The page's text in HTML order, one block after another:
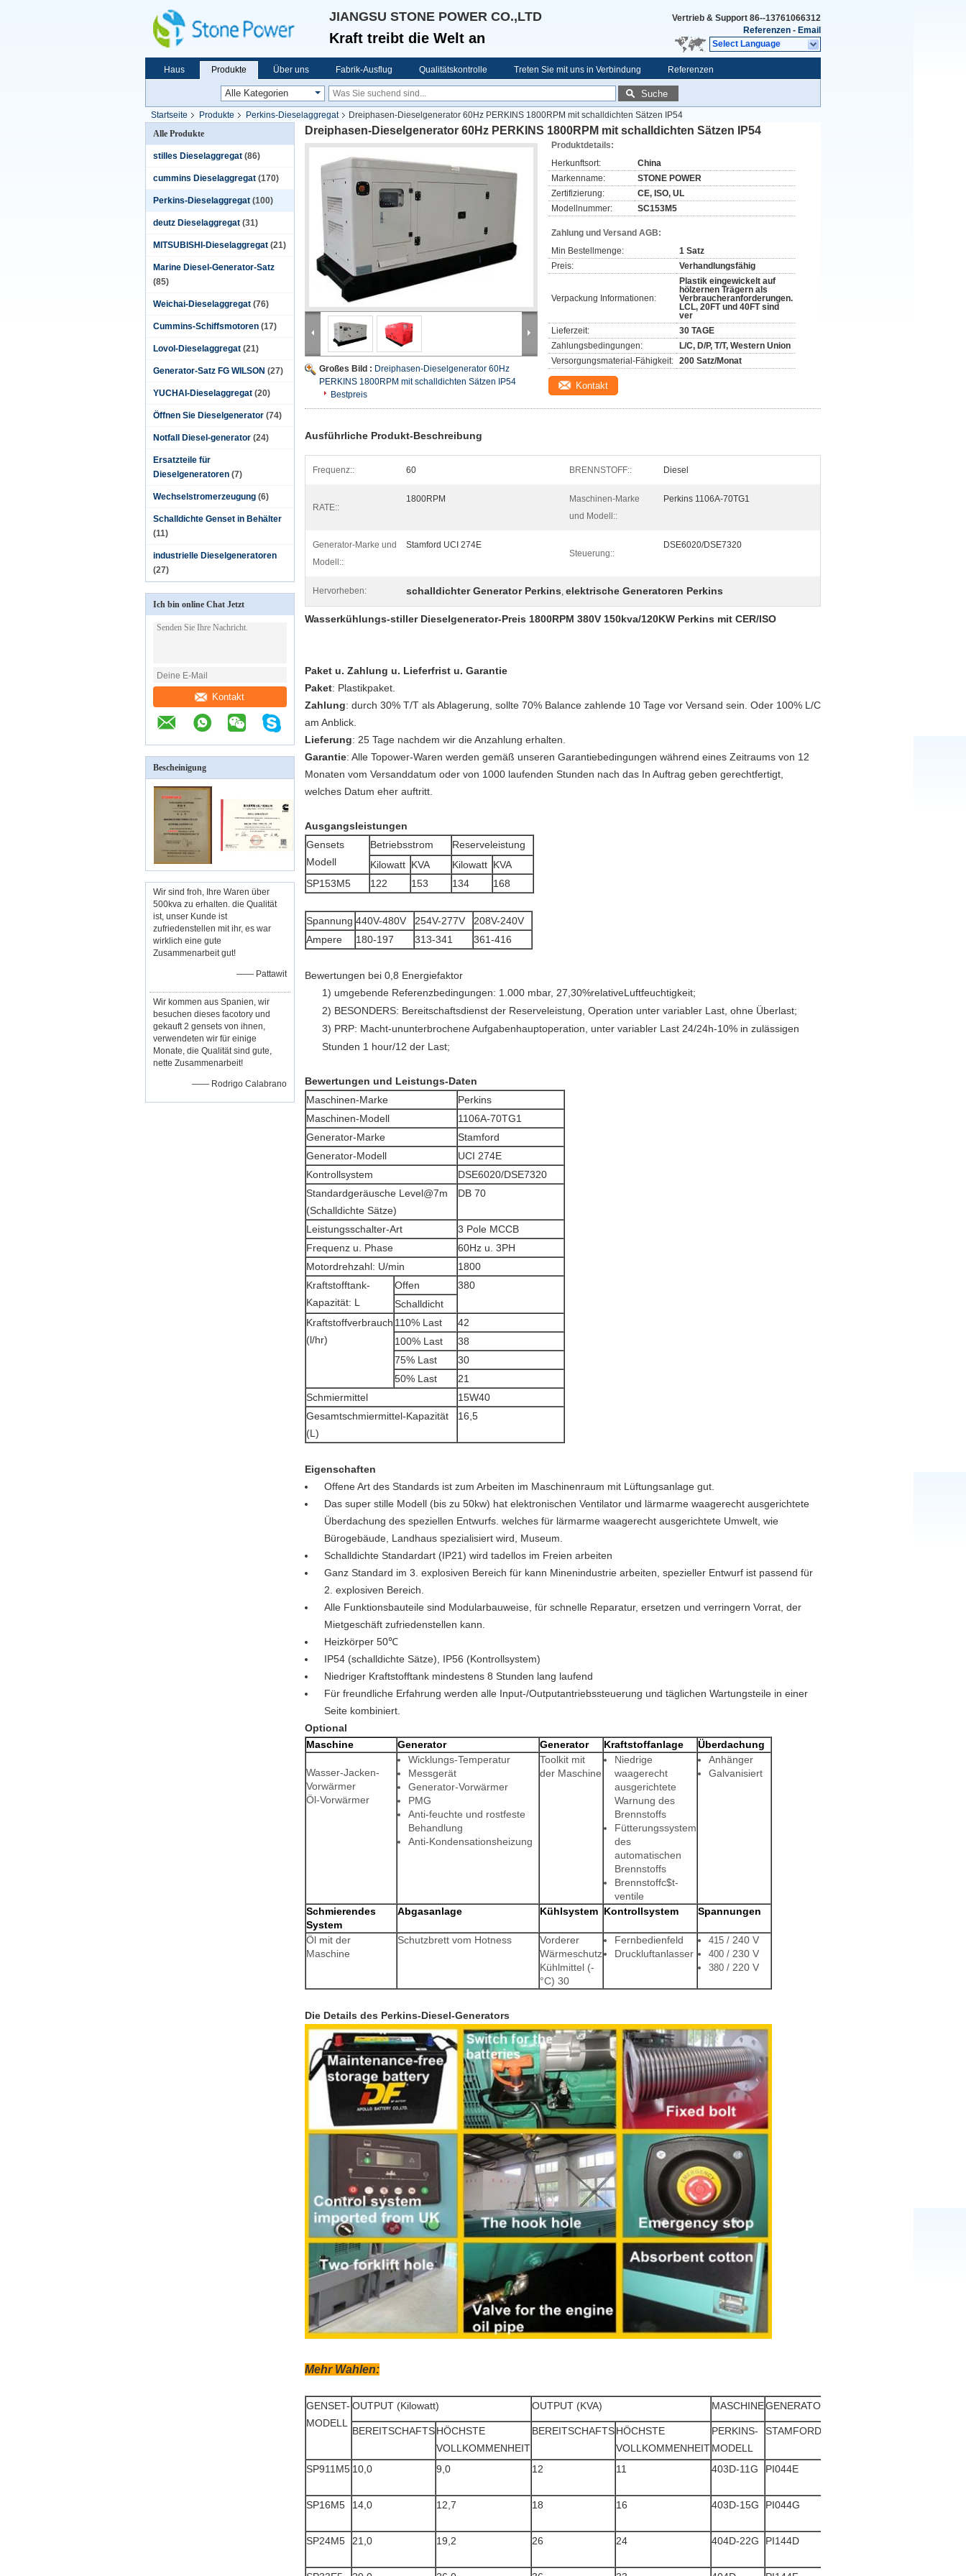
JIANGSU STONE POWER CO.,LTD
Kraft treibt die Welt an
Vertrieb & Support 86--13761066312
Referenzen - Email
Select Language
Haus Produkte Über uns Fabrik-Ausflug Qualitätskontrolle Treten Sie mit uns in Verbindung Referenzen
Suche
Startseite Produkte Perkins-Dieselaggregat
Dreiphasen-Dieselgenerator 60Hz PERKINS 1800RPM mit schalldichten Sätzen IP54
Alle Produkte
stilles Dieselaggregat (86)
cummins Dieselaggregat (170)
Perkins-Dieselaggregat (100)
deutz Dieselaggregat (31)
MITSUBISHI-Dieselaggregat (21)
Marine Diesel-Generator-Satz
(85)
Weichai-Dieselaggregat (76)
Cummins-Schiffsmotoren (17)
Lovol-Dieselaggregat (21)
Generator-Satz FG WILSON (27)
YUCHAI-Dieselaggregat (20)
Öffnen Sie Dieselgenerator (74)
Notfall Diesel-generator (24)
Ersatzteile für
Dieselgeneratoren (7)
Wechselstromerzeugung (6)
Schalldichte Genset in Behälter
(11)
industrielle Dieselgeneratoren
(27)
Ich bin online Chat Jetzt
Kontakt
Bescheinigung
Wir sind froh, Ihre Waren über
500kva zu erhalten. die Qualität
ist, unser Kunde ist
zufriedenstellen mit ihr, es war
wirklich eine gute
Zusammenarbeit gut!
—— Pattawit
Wir kommen aus Spanien, wir
besuchen dieses facotory und
gekauft 2 gensets von ihnen,
verwendeten wir für einige
Monate, die Qualität sind gute,
nette Zusammenarbeit!
—— Rodrigo Calabrano
Dreiphasen-Dieselgenerator 60Hz PERKINS 1800RPM mit schalldichten Sätzen IP54
Großes Bild : Dreiphasen-Dieselgenerator 60Hz
PERKINS 1800RPM mit schalldichten Sätzen IP54
Bestpreis
Produktdetails:
Herkunftsort:
China
Markenname:
STONE POWER
Zertifizierung:
CE, ISO, UL
Modellnummer:
SC153M5
Zahlung und Versand AGB:
Min Bestellmenge:
1 Satz
Preis:
Verhandlungsfähig
Verpackung Informationen:
Plastik eingewickelt auf
hölzernen Trägern als
Verbraucheranforderungen.
LCL, 20FT und 40FT sind
ver
Lieferzeit:
30 TAGE
Zahlungsbedingungen:
L/C, D/P, T/T, Western Union
Versorgungsmaterial-Fähigkeit: 200 Satz/Monat
Kontakt
Ausführliche Produkt-Beschreibung
Frequenz:: 60 BRENNSTOFF:: Diesel
RATE::
1800RPM
Maschinen-Marke
und Modell::
Perkins 1106A-70TG1
Generator-Marke und
Modell::
Stamford UCI 274E
Steuerung::
DSE6020/DSE7320
Hervorheben: schalldichter Generator Perkins, elektrische Generatoren Perkins
Wasserkühlungs-stiller Dieselgenerator-Preis 1800RPM 380V 150kva/120KW Perkins mit CER/ISO
Paket u. Zahlung u. Lieferfrist u. Garantie
Paket: Plastikpaket.
Zahlung: durch 30% T/T als Ablagerung, sollte 70% Balance zahlende 10 Tage vor Versand sein. Oder 100% L/C
am Anblick.
Lieferung: 25 Tage nachdem wir die Anzahlung erhalten.
Garantie: Alle Topower-Waren werden gemäß unseren Garantiebedingungen während eines Zeitraums von 12
Monaten vom Versanddatum oder von 1000 laufenden Stunden nach das In Auftrag geben gerechtfertigt,
welches Datum eher auftritt.
Ausgangsleistungen
Gensets
Modell
Betriebsstrom
Reserveleistung
Kilowatt KVA Kilowatt KVA
SP153M5
122 153 134 168
Spannung 440V-480V 254V-277V
208V-240V
Ampere
180-197 313-341 361-416
Bewertungen bei 0,8 Energiefaktor
1) umgebende Referenzbedingungen: 1.000 mbar, 27,30%relativeLuftfeuchtigkeit;
2) BESONDERS: Bereitschaftsdienst der Reserveleistung, Operation unter variabler Last, ohne Überlast;
3) PRP: Macht-ununterbrochene Aufgabenhauptoperation, unter variabler Last 24/24h-10% in zulässigen
Stunden 1 hour/12 der Last;
Bewertungen und Leistungs-Daten
Maschinen-Marke
Perkins
Maschinen-Modell
1106A-70TG1
Generator-Marke
Stamford
Generator-Modell
UCI 274E
Kontrollsystem
DSE6020/DSE7320
Standardgeräusche Level@7m
(Schalldichte Sätze)
DB 70
Leistungsschalter-Art
3 Pole MCCB
Frequenz u. Phase
60Hz u. 3PH
Motordrehzahl: U/min
1800
Kraftstofftank-
Kapazität: L
Offen
380
Schalldicht
Kraftstoffverbrauch
(l/hr)
110% Last
42
100% Last
38
75% Last
30
50% Last
21
Schmiermittel
15W40
Gesamtschmiermittel-Kapazität
(L)
16,5
Eigenschaften
Offene Art des Standards ist zum Arbeiten im Maschinenraum mit Lüftungsanlage gut.
Das super stille Modell (bis zu 50kw) hat elektronischen Ventilator und lärmarme waagerecht ausgerichtete
Überdachung des speziellen Entwurfs. welches für lärmarme waagerecht ausgerichtete Umwelt, wie
Bürogebäude, Landhaus spezialisiert wird, Museum.
Schalldichte Standardart (IP21) wird tadellos im Freien arbeiten
Ganz Standard im 3. explosiven Bereich für kann Minenindustrie arbeiten, spezieller Entwurf ist passend für
2. explosiven Bereich.
Alle Funktionsbauteile sind Modularbauweise, für schnelle Reparatur, ersetzen und verringern Vorrat, der
Mietgeschäft zufriedenstellen kann.
Heizkörper 50℃
IP54 (schalldichte Sätze), IP56 (Kontrollsystem)
Niedriger Kraftstofftank mindestens 8 Stunden lang laufend
Für freundliche Erfahrung werden alle Input-/Outputantriebssteuerung und täglichen Wartungsteile in einer
Seite kombiniert.
Optional
Maschine
Generator Generator Kraftstoffanlage Überdachung
Wasser-Jacken-
Vorwärmer
Öl-Vorwärmer
Wicklungs-Temperatur
Messgerät
Generator-Vorwärmer
PMG
Anti-feuchte und rostfeste
Behandlung
Anti-Kondensationsheizung
Toolkit mit
der Maschine
Niedrige
waagerecht
ausgerichtete
Warnung des
Brennstoffs
Fütterungssystem
des
automatischen
Brennstoffs
Brennstoffc$t-
ventile
Anhänger
Galvanisiert
Schmierendes
System
Abgasanlage Kühlsystem Kontrollsystem Spannungen
Öl mit der
Maschine
Schutzbrett vom Hotness
Vorderer
Wärmeschutz
Kühlmittel (-
°C) 30
Fernbedienfeld
Druckluftanlasser
415 / 240 V
400 / 230 V
380 / 220 V
Die Details des Perkins-Diesel-Generators
Mehr Wahlen:
GENSET-
MODELL
OUTPUT (Kilowatt) OUTPUT (KVA) MASCHINEGENERATOR
BEREITSCHAFTSHÖCHSTE
VOLLKOMMENHEIT
BEREITSCHAFTSHÖCHSTE
VOLLKOMMENHEIT
PERKINS-
MODELL
STAMFORD
SP911M5 10,0 9,0 12 11 403D-11G PI044E
SP16M5
14,0 12,7 18 16 403D-15G PI044G
SP24M5
21,0 19,2 26 24 404D-22G PI144D